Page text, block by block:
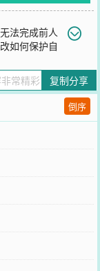
法完成前人
如何保护自
向您QQ群和微博微
复制分享
倒序